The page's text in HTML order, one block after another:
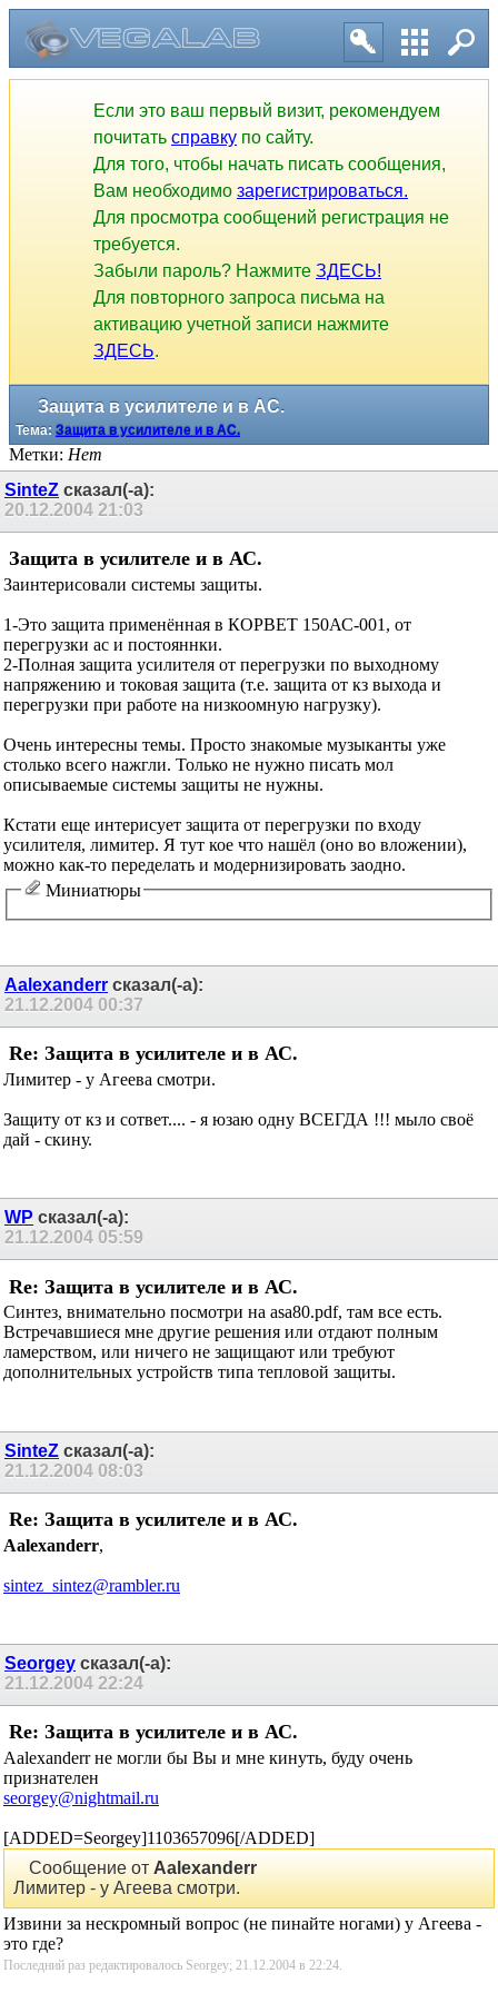
Если это ваш первый визит, рекомендуем
почитать справку по сайту.
Для того, чтобы начать писать сообщения,
Вам необходимо зарегистрироваться.
Для просмотра сообщений регистрация не
требуется.
Забыли пароль? Нажмите ЗДЕСЬ!
Для повторного запроса письма на
активацию учетной записи нажмите
ЗДЕСЬ.
Защита в усилителе и в АС.
Тема: Защита в усилителе и в АС.
Метки: Нет
SinteZ сказал(-а):
20.12.2004 21:03
Защита в усилителе и в АС.
Заинтерисовали системы защиты.
1-Это защита применённая в КОРВЕТ 150АС-001, от
перегрузки ас и постояннки.
2-Полная защита усилителя от перегрузки по выходному
напряжению и токовая защита (т.е. защита от кз выхода и
перегрузки при работе на низкоомную нагрузку).
Очень интересны темы. Просто знакомые музыканты уже
столько всего нажгли. Только не нужно писать мол
описываемые системы защиты не нужны.
Кстати еще интерисует защита от перегрузки по входу
усилителя, лимитер. Я тут кое что нашёл (оно во вложении),
можно как-то переделать и модернизировать заодно.
Миниатюры
Aalexanderr сказал(-а):
21.12.2004 00:37
Re: Защита в усилителе и в АС.
Лимитер - у Агеева смотри.
Защиту от кз и сответ.... - я юзаю одну ВСЕГДА !!! мыло своё
дай - скину.
WP сказал(-а):
21.12.2004 05:59
Re: Защита в усилителе и в АС.
Синтез, внимательно посмотри на asa80.pdf, там все есть.
Встречавшиеся мне другие решения или отдают полным
ламерством, или ничего не защищают или требуют
дополнительных устройств типа тепловой защиты.
SinteZ сказал(-а):
21.12.2004 08:03
Re: Защита в усилителе и в АС.
Aalexanderr,
sintez_sintez@rambler.ru
Seorgey сказал(-а):
21.12.2004 22:24
Re: Защита в усилителе и в АС.
Aalexanderr не могли бы Вы и мне кинуть, буду очень
признателен
seorgey@nightmail.ru
[ADDED=Seorgey]1103657096[/ADDED]
Сообщение от Aalexanderr
Лимитер - у Агеева смотри.
Извини за нескромный вопрос (не пинайте ногами) у Агеева -
это где?